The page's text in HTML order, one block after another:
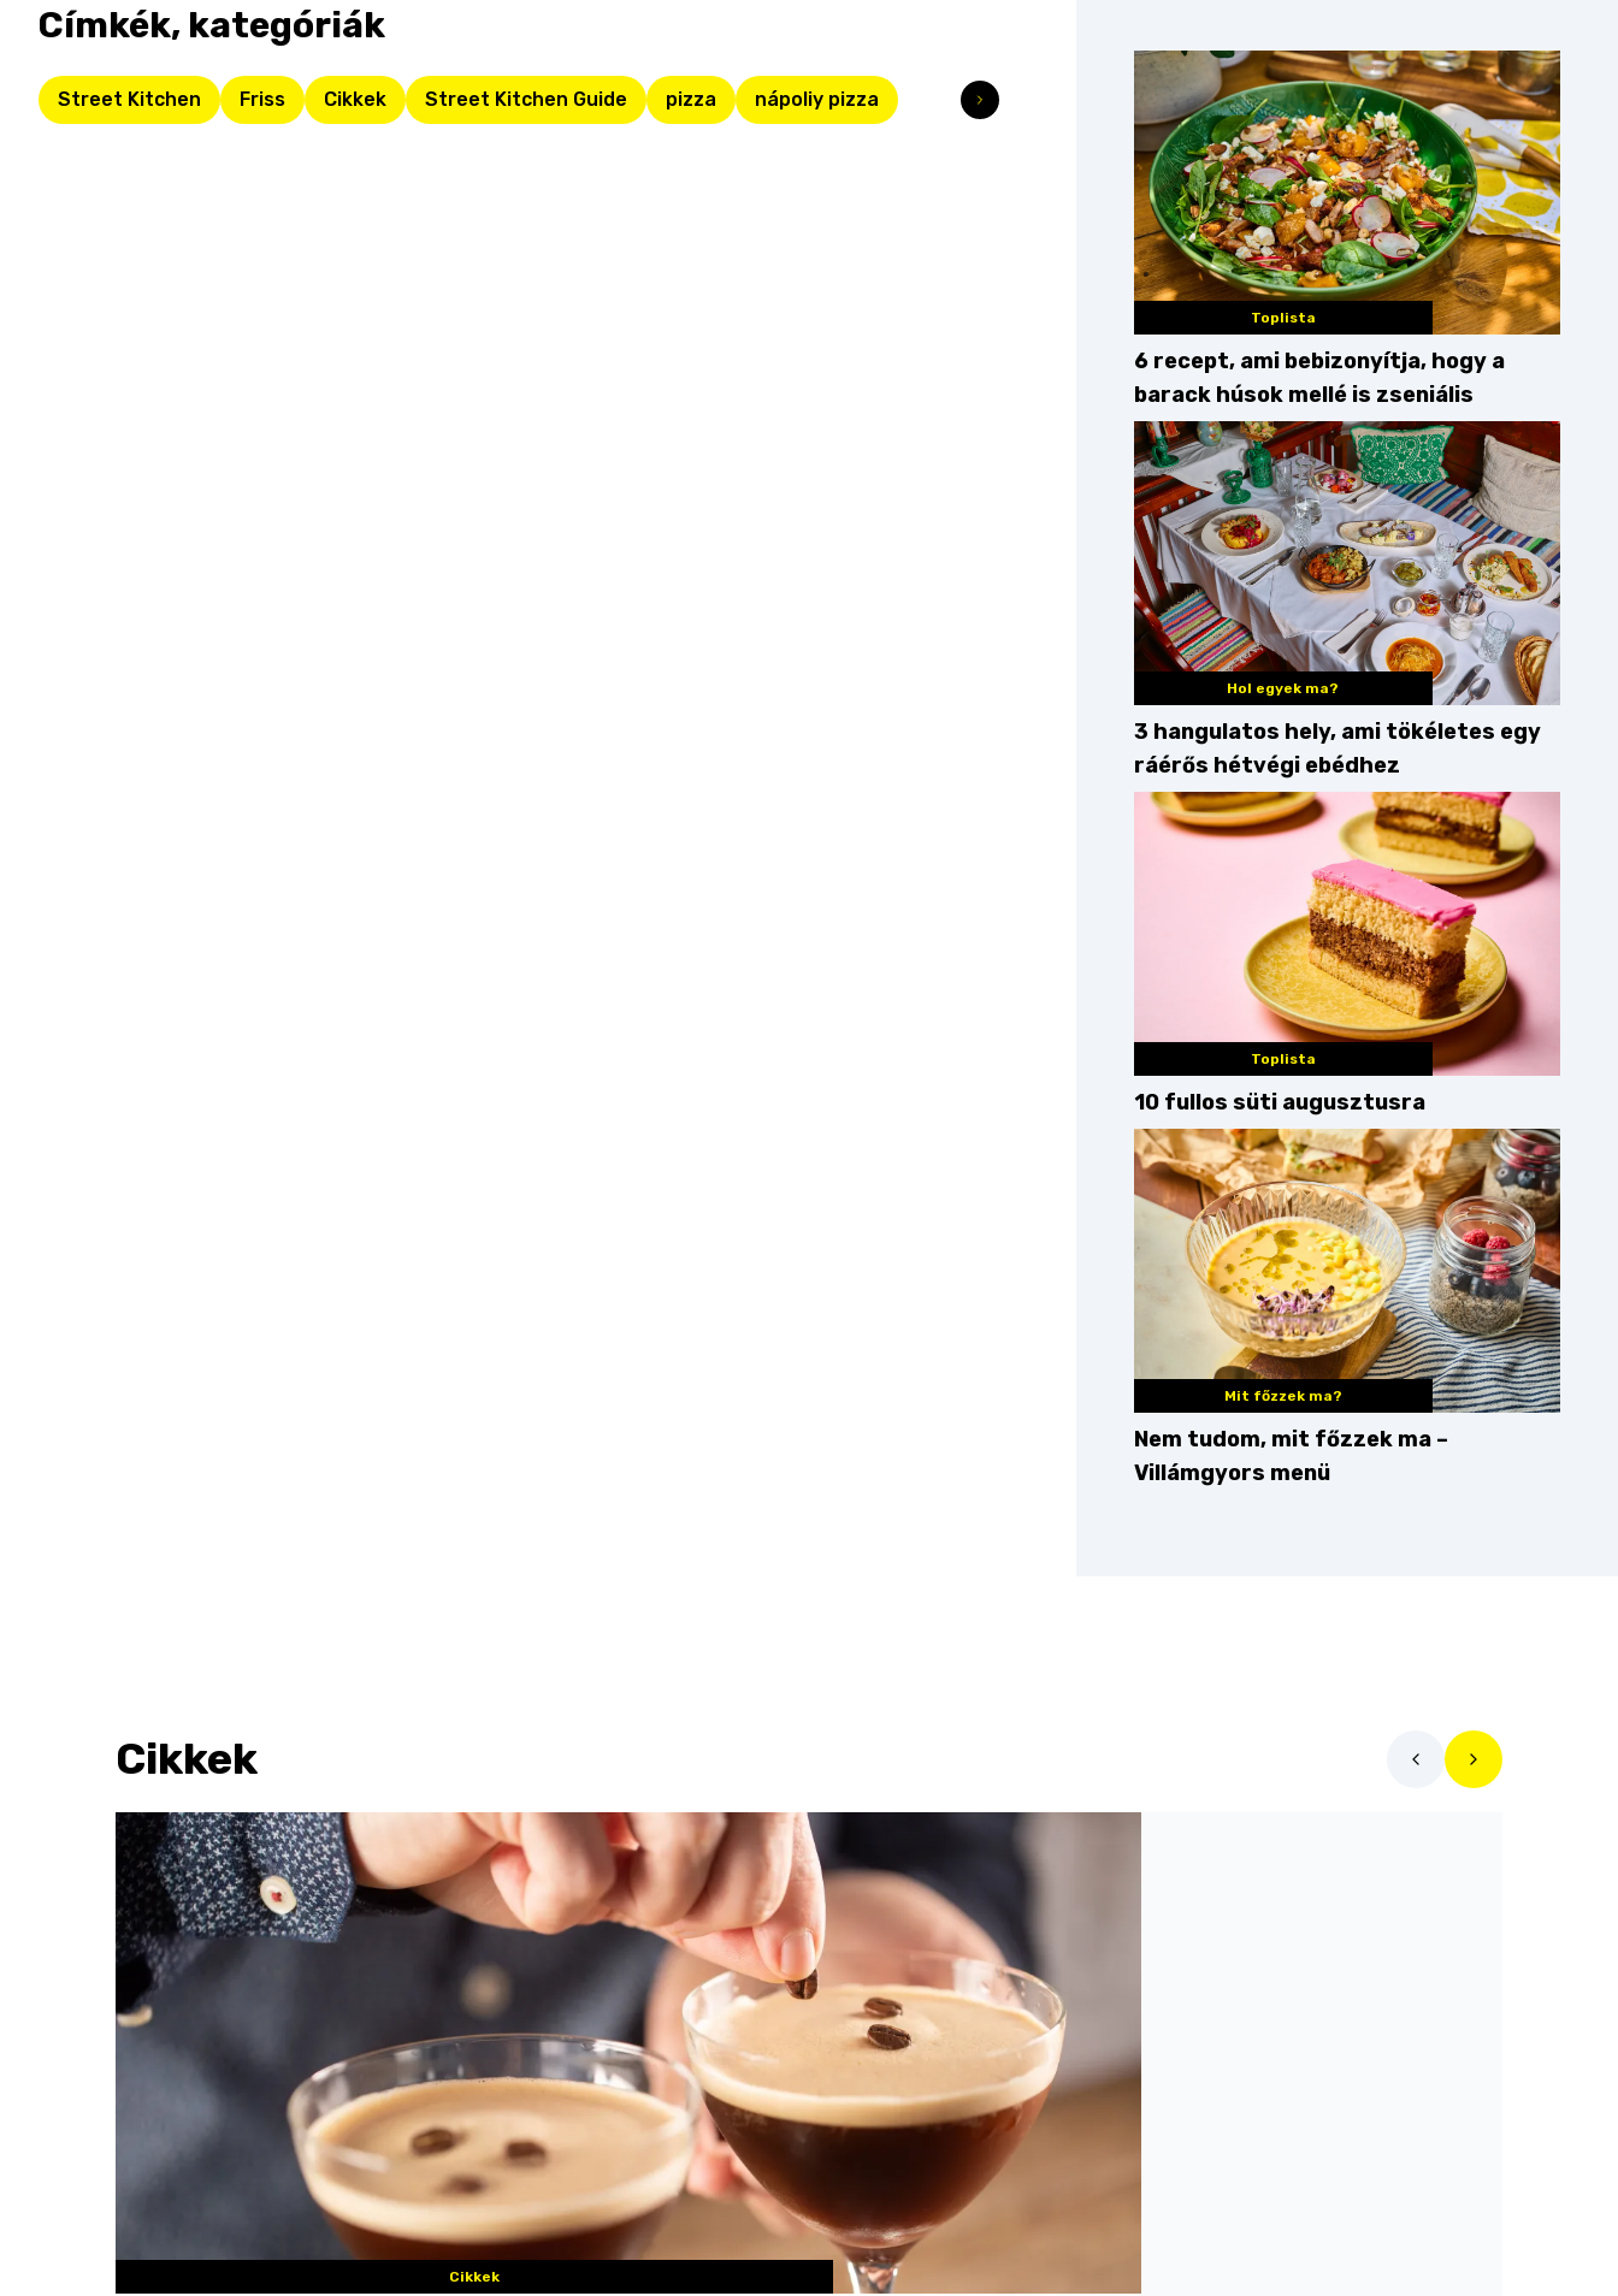
Címkék, kategóriák
Street Kitchen Friss Cikkek Street Kitchen Guide pizza nápoliy pizza
Toplista
6 recept, ami bebizonyítja, hogy a
barack húsok mellé is zseniális
Hol egyek ma?
3 hangulatos hely, ami tökéletes egy
ráérős hétvégi ebédhez
Toplista
10 fullos süti augusztusra
Mit főzzek ma?
Nem tudom, mit főzzek ma –
Villámgyors menü
Cikkek
Cikkek